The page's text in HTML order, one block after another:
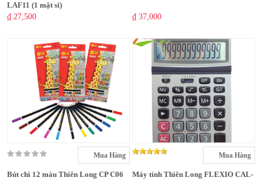
LAF11 (1 mặt si)
₫ 27,500
₫ 37,000
Mua Hàng
Bút chì 12 màu Thiên Long CP C06
Mua Hàng
Máy tính Thiên Long FLEXIO CAL-